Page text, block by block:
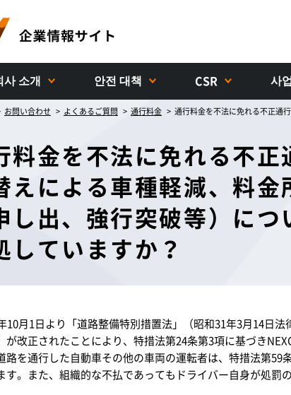
사 소개 안전 대책 CSR 사
お問い合わせ よくあるご質問 通行料金
料金を不法に免れる不正
えによる車種軽減、料金
し出、強行突破等）につ
していますか？
10月1日より「道路整備特別措置法」（昭和31年3月14日
が改正されたことにより、特措法第24条第3項に基づき
路を通行した自動車その他の車両の運転者は、特措法第59
す。また、組織的な不払であってもドライバー自身が処罰